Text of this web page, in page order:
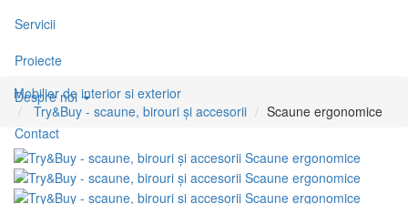
Servicii
Proiecte
Despre noi
Contact
Mobilier de interior si exterior
Try&Buy - scaune, birouri și accesorii
Scaune ergonomice